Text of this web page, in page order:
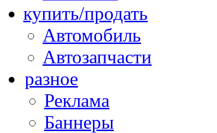
купить/продать
Автомобиль
Автозапчасти
разное
Реклама
Баннеры